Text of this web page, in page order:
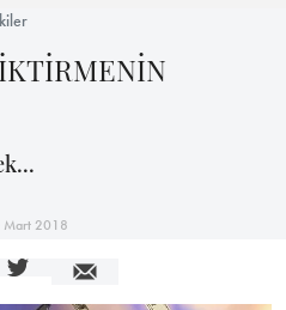
Mart 2018